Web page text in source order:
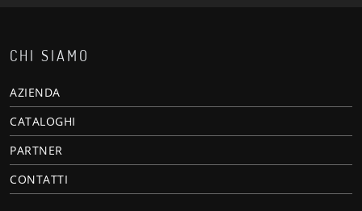
CHI SIAMO
AZIENDA
CATALOGHI
PARTNER
CONTATTI